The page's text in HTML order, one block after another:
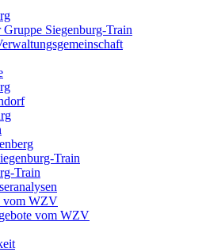
Siegenburg-Train
Train
Train
vom WZV
vom WZV